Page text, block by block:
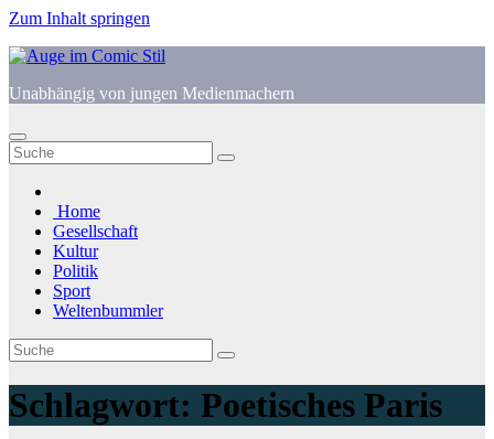
Zum Inhalt springen
Unabhängig von jungen Medienmachern
Home
Gesellschaft
Kultur
Politik
Sport
Weltenbummler
Schlagwort: Poetisches Paris